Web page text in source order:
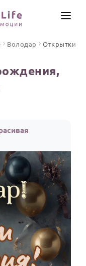
Володар Открытки